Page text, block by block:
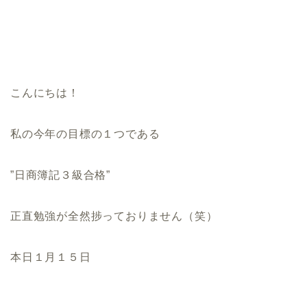
こんにちは！
私の今年の目標の１つである
”日商簿記３級合格”
正直勉強が全然捗っておりません（笑）
本日１月１５日